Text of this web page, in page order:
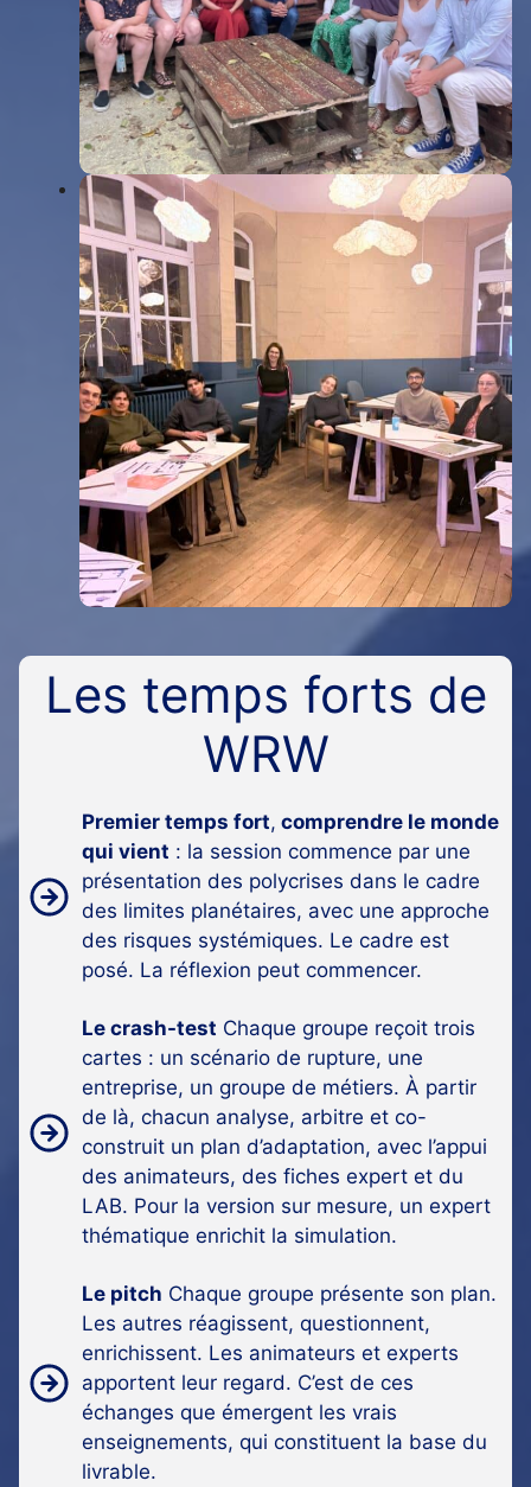
Les temps forts de
WRW
Premier temps fort, comprendre le monde
qui vient : la session commence par une
présentation des polycrises dans le cadre
des limites planétaires, avec une approche
des risques systémiques. Le cadre est
posé. La réflexion peut commencer.
Le crash-test Chaque groupe reçoit trois
cartes : un scénario de rupture, une
entreprise, un groupe de métiers. À partir
de là, chacun analyse, arbitre et co-
construit un plan d’adaptation, avec l’appui
des animateurs, des fiches expert et du
LAB. Pour la version sur mesure, un expert
thématique enrichit la simulation.
Le pitch Chaque groupe présente son plan.
Les autres réagissent, questionnent,
enrichissent. Les animateurs et experts
apportent leur regard. C’est de ces
échanges que émergent les vrais
enseignements, qui constituent la base du
livrable.